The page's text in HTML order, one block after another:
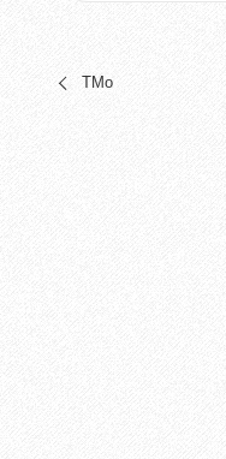
TMo